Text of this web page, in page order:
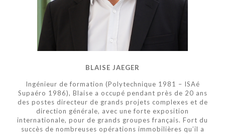
BLAISE JAEGER
Ingénieur de formation (Polytechnique 1981 – ISAé
Supaéro 1986), Blaise a occupé pendant près de 20 ans
des postes directeur de grands projets complexes et de
direction générale, avec une forte exposition
internationale, pour de grands groupes français. Fort du
succès de nombreuses opérations immobilières qu’il a